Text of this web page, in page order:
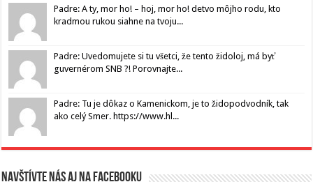
Padre: A ty, mor ho! – hoj, mor ho! detvo môjho rodu, kto
kradmou rukou siahne na tvoju...
Padre: Uvedomujete si tu všetci, že tento židoloj, má byť
guvernérom SNB ?! Porovnajte...
Padre: Tu je dôkaz o Kamenickom, je to židopodvodník, tak
ako celý Smer. https://www.hl...
Navštívte nás aj na Facebooku